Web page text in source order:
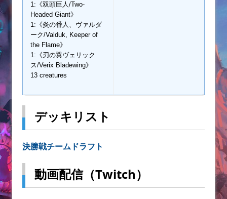
1:《双頭巨人/Two-
Headed Giant》
1:《炎の番人、ヴァルダ
ーク/Valduk, Keeper of
the Flame》
1:《刃の翼ヴェリック
ス/Verix Bladewing》
13 creatures
デッキリスト
決勝戦チームドラフト
動画配信（Twitch）